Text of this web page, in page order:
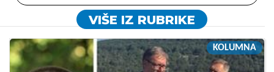
VIŠE IZ RUBRIKE
KOLUMNA